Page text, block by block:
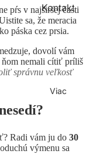
y
Do
ky
Vý
ho
é
y
ka
Mi
kin
y
Ko
Sp
od
al
Ra
w
No
vin
Kontakt
ní
informa
ce
Výměna
Časté
dotazy
Viac
pŕs v najširšej časti
sa, že meracia
páska cez prsia.
dovolí vám
ňom nemali cítiť príliš
správnu veľkosť
Radi vám ju do 30
výmenu sa